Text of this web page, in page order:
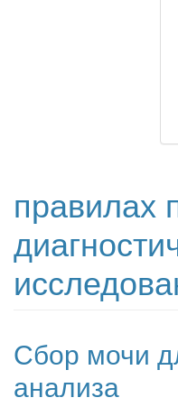
правилах
Сбор мочи
анализа